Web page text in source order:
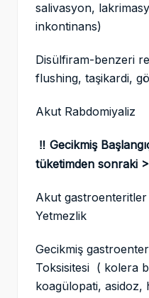
salivasyon,
inkontinans)
Disülfiram-benzeri
flushing, taşikardi,
Akut Rabdomiyaliz
‼️ Gecikmiş
tüketimden sonraki
Akut
Yetmezlik
Gecikmiş
Toksisitesi ( kolera
koagülopati, asidoz,